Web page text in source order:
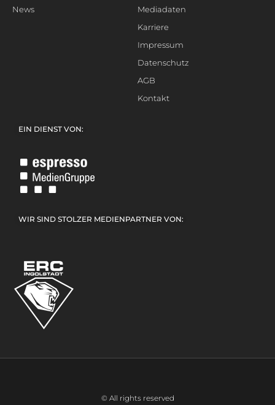
News
Mediadaten
Karriere
Impressum
Datenschutz
AGB
Kontakt
EIN DIENST VON:
WIR SIND STOLZER MEDIENPARTNER VON:
© All rights reserved